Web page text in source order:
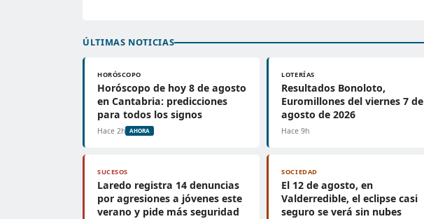
ÚLTIMAS NOTICIAS
HORÓSCOPO
Horóscopo de hoy 8 de agosto
en Cantabria: predicciones
para todos los signos
Hace 2h AHORA
LOTERÍAS
Resultados Bonoloto,
Euromillones del viernes 7 de
agosto de 2026
Hace 9h
SUCESOS
Laredo registra 14 denuncias
por agresiones a jóvenes este
verano y pide más seguridad
SOCIEDAD
El 12 de agosto, en
Valderredible, el eclipse casi
seguro se verá sin nubes